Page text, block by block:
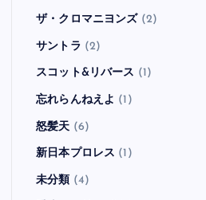
ザ・クロマニヨンズ (2)
サントラ (2)
スコット&リバース (1)
忘れらんねえよ (1)
怒髪天 (6)
新日本プロレス (1)
未分類 (4)